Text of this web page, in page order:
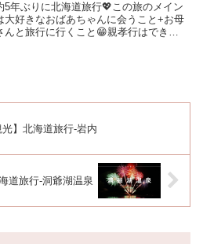
5年ぶりに北海道旅行💖この旅のメイン
大好きなおばあちゃんに会うこと+お母
んと旅行に行くこと😁親孝行はできる
光】北海道旅行-岩内
道旅行-洞爺湖温泉